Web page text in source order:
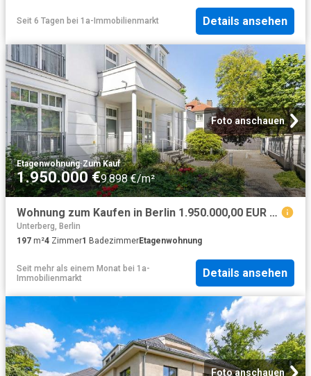
Seit 6 Tagen bei 1a-Immobilienmarkt Details ansehen
Foto anschauen
Etagenwohnung·Zum Kauf
1.950.000 €9.898 €/m²
Wohnung zum Kaufen in Berlin 1.950.000,00 EUR 197 m²
Unterberg, Berlin
197 m²4 Zimmer1 BadezimmerEtagenwohnung
Seit mehr als einem Monat bei 1a-
Immobilienmarkt
Details ansehen
Foto anschauen